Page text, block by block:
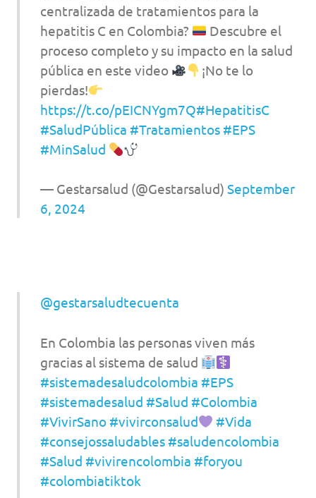
centralizada de tratamientos para la
hepatitis C en Colombia?
Descubre el
proceso completo y su impacto en la salud
pública en este video
¡No te lo
pierdas!
https://t.co/pEICNYgm7Q#HepatitisC
#SaludPública #Tratamientos #EPS
#MinSalud
— Gestarsalud (@Gestarsalud) September
6, 2024
@gestarsaludtecuenta
En Colombia las personas viven más
gracias al sistema de salud
#sistemadesaludcolombia #EPS
#sistemadesalud #Salud #Colombia
#VivirSano #vivirconsalud
#Vida
#consejossaludables #saludencolombia
#Salud #vivirencolombia #foryou
#colombiatiktok